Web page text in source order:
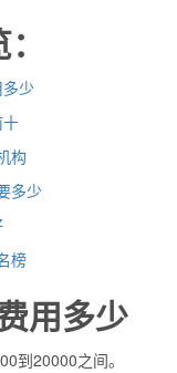
少
构
多少
榜
用多少
到20000之间。